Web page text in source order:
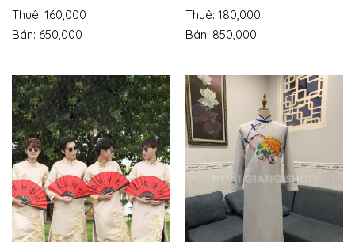
Thuê: 160,000
Bán: 650,000
Thuê: 180,000
Bán: 850,000